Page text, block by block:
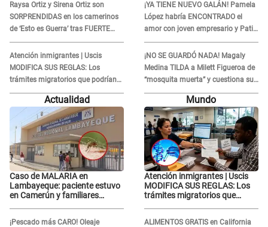
Raysa Ortiz y Sirena Ortiz son
SORPRENDIDAS en los camerinos
de ‘Esto es Guerra’ tras FUERTE
ENFRENTAMIENTO con Gabriel
Moisés: “Gracias”
Atención inmigrantes | Uscis
MODIFICA SUS REGLAS: Los
trámites migratorios que podrían
necesitar tu prueba de ADN
¡YA TIENE NUEVO GALÁN! Pamela
López habría ENCONTRADO el
amor con joven empresario y Pati
Lorena la ECHA en VIVO
¡NO SE GUARDÓ NADA! Magaly
Medina TILDA a Milett Figueroa de
“mosquita muerta” y cuestiona su
RECONCILIACIÓN con Marcelo
Tinelli en TV argentina
Actualidad
Caso de MALARIA en
Lambayeque: paciente estuvo
en Camerún y familiares
¡Pescado más CARO! Oleaje
Mundo
Atención inmigrantes | Uscis
MODIFICA SUS REGLAS: Los
trámites migratorios que
ALIMENTOS GRATIS en California